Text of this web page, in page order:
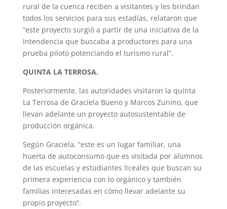
rural de la cuenca reciben a visitantes y les brindan
todos los servicios para sus estadías, relataron que
“este proyecto surgió a partir de una iniciativa de la
Intendencia que buscaba a productores para una
prueba piloto potenciando el turismo rural”.
QUINTA LA TERROSA.
Posteriormente, las autoridades visitaron la quinta
La Terrosa de Graciela Bueno y Marcos Zunino, que
llevan adelante un proyecto autosustentable de
producción orgánica.
Según Graciela, “este es un lugar familiar, una
huerta de autoconsumo que es visitada por alumnos
de las escuelas y estudiantes liceales que buscan su
primera experiencia con lo orgánico y también
familias interesadas en cómo llevar adelante su
propio proyecto”.